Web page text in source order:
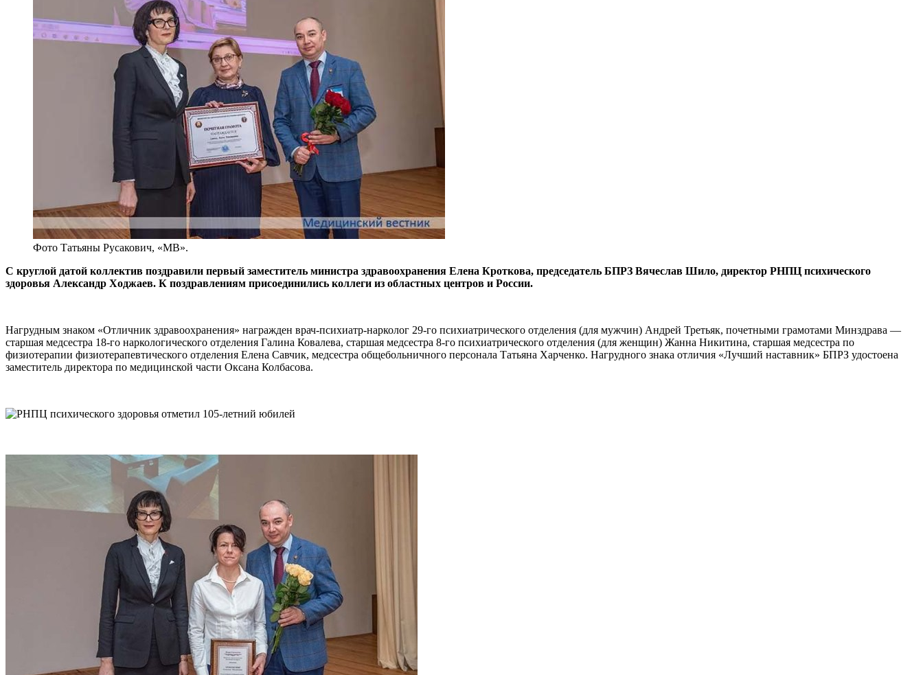
Фото Татьяны Русакович, «МВ».
С круглой датой коллектив поздравили первый заместитель министра здравоохранения Елена Кроткова, председатель БПРЗ Вячеслав Шило, директор РНПЦ психического
здоровья Александр Ходжаев. К поздравлениям присоединились коллеги из областных центров и России.
Нагрудным знаком «Отличник здравоохранения» награжден врач-психиатр-нарколог 29-го психиатрического отделения (для мужчин) Андрей Третьяк, почетными грамотами Минздрава —
старшая медсестра 18-го наркологического отделения Галина Ковалева, старшая медсестра 8-го психиатрического отделения (для женщин) Жанна Никитина, старшая медсестра по
физиотерапии физиотерапевтического отделения Елена Савчик, медсестра общебольничного персонала Татьяна Харченко. Нагрудного знака отличия «Лучший наставник» БПРЗ удостоена
заместитель директора по медицинской части Оксана Колбасова.